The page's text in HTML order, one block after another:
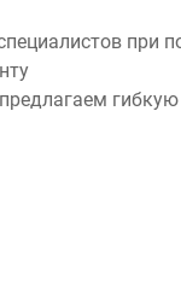
при
гибкую